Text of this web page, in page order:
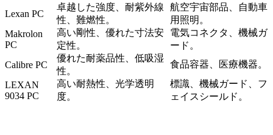
Lexan PC
卓越した強度、耐紫外線
性、難燃性。
航空宇宙部品、自動車
用照明。
Makrolon
PC
高い剛性、優れた寸法安
定性。
電気コネクタ、機械ガ
ード。
Calibre PC
優れた耐薬品性、低吸湿
性。
食品容器、医療機器。
LEXAN
9034 PC
高い耐熱性、光学透明
度。
標識、機械ガード、フ
ェイスシールド。